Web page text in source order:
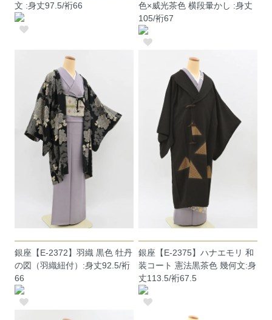
文 :身丈97.5/裄66
色×威光茶色 横段暈かし :身丈
105/裄67
銀座【E-2372】羽織 黒色 牡丹
の図（羽織紐付）:身丈92.5/裄
66
銀座【E-2375】ハナエモリ 和
装コート 憲法黒茶色 幾何文:身
丈113.5/裄67.5